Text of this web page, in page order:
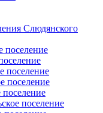
Слюдянского
поселение
поселение
поселение
поселение
поселение